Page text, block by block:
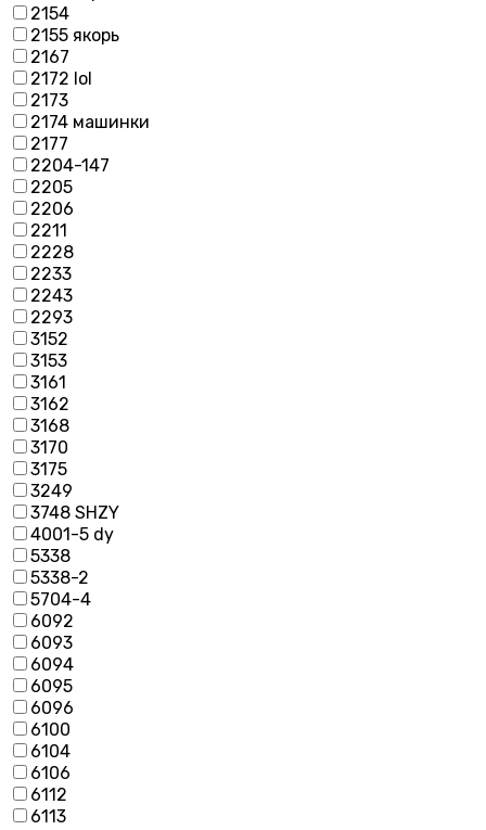
2154
2155 якорь
2167
2172 lol
2173
2174 машинки
2177
2204-147
2205
2206
2211
2228
2233
2243
2293
3152
3153
3161
3162
3168
3170
3175
3249
3748 SHZY
4001-5 dy
5338
5338-2
5704-4
6092
6093
6094
6095
6096
6100
6104
6106
6112
6113